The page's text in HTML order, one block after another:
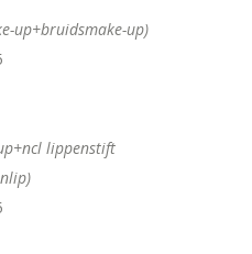
up+bruidsmake-up)
lippenstift